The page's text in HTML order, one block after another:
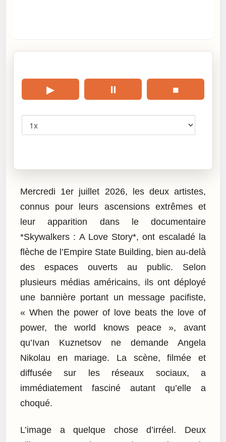
▶ ⏸ ■
Mercredi 1er juillet 2026, les deux artistes,
connus pour leurs ascensions extrêmes et
leur apparition dans le documentaire
*Skywalkers : A Love Story*, ont escaladé la
flèche de l’Empire State Building, bien au-delà
des espaces ouverts au public. Selon
plusieurs médias américains, ils ont déployé
une bannière portant un message pacifiste,
« When the power of love beats the love of
power, the world knows peace », avant
qu’Ivan Kuznetsov ne demande Angela
Nikolau en mariage. La scène, filmée et
diffusée sur les réseaux sociaux, a
immédiatement fasciné autant qu’elle a
choqué.
L’image a quelque chose d’irréel. Deux